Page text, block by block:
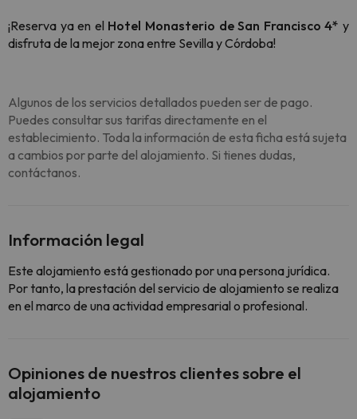
¡Reserva ya en el Hotel Monasterio de San Francisco 4* y
disfruta de la mejor zona entre Sevilla y Córdoba!
Algunos de los servicios detallados pueden ser de pago.
Puedes consultar sus tarifas directamente en el
establecimiento. Toda la información de esta ficha está sujeta
a cambios por parte del alojamiento. Si tienes dudas,
contáctanos.
Información legal
Este alojamiento está gestionado por una persona jurídica.
Por tanto, la prestación del servicio de alojamiento se realiza
en el marco de una actividad empresarial o profesional.
Opiniones de nuestros clientes sobre el
alojamiento